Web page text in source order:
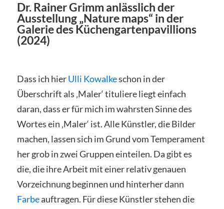
Dr. Rainer Grimm anlässlich der
Ausstellung „Nature maps“ in der
Galerie des Küchengartenpavillions
(2024)
Dass ich hierUlli Kowalkeschon in der
Überschrift als ‚Maler‘ tituliere liegt einfach
daran, dass er für mich im wahrsten Sinne des
Wortes ein ‚Maler‘ ist. Alle Künstler, die Bilder
machen, lassen sich im Grund vom Temperament
her grob in zwei Gruppen einteilen. Da gibt es
die, die ihre Arbeit mit einer relativ genauen
Vorzeichnung beginnen und hinterher dann
Farbeauftragen. Für diese Künstler stehen die